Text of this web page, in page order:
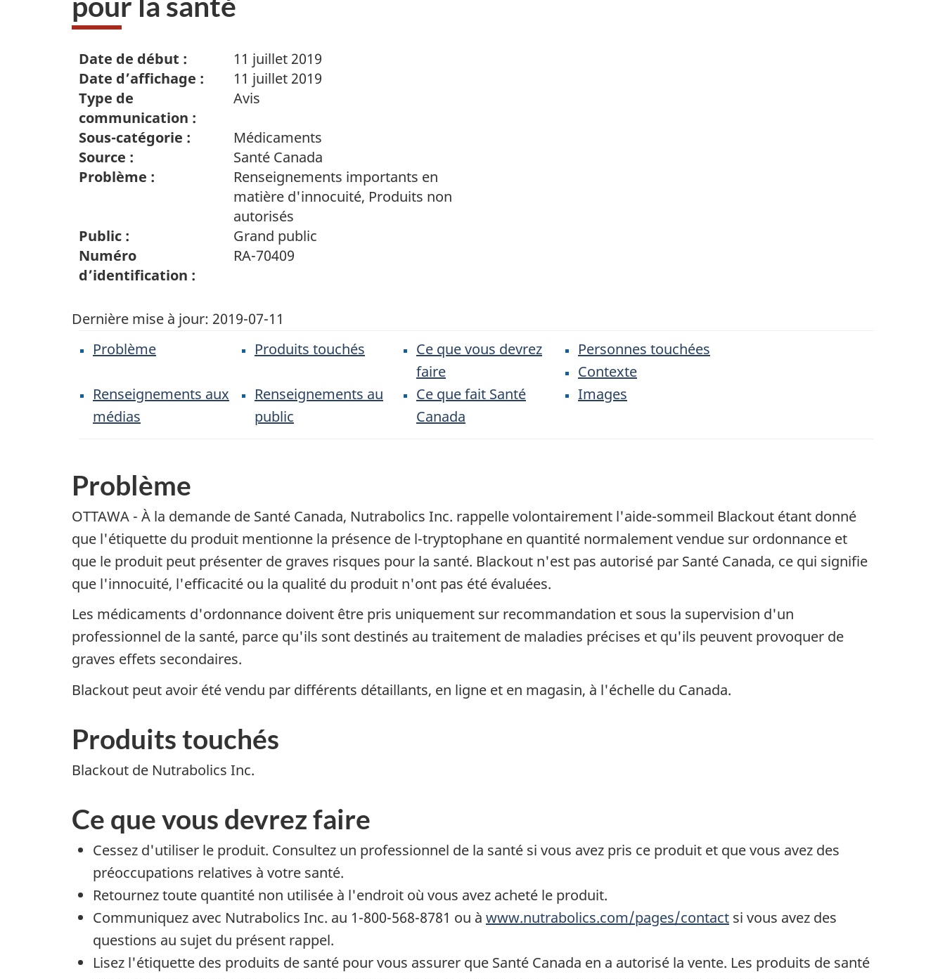
Date de début :
11 juillet 2019
Date d’affichage :
11 juillet 2019
Type de
communication :
Avis
Sous-catégorie :
Médicaments
Source :
Santé Canada
Problème :
Renseignements importants en
matière d'innocuité, Produits non
autorisés
Public :
Grand public
Numéro
d’identification :
RA-70409
Dernière mise à jour: 2019-07-11
Problème
Produits touchés
Ce que vous devrez
faire
Personnes touchées
Contexte
Renseignements aux
médias
Renseignements au
public
Ce que fait Santé
Canada
Images
Problème
OTTAWA - À la demande de Santé Canada, Nutrabolics Inc. rappelle volontairement l'aide-sommeil Blackout étant donné
que l'étiquette du produit mentionne la présence de l-tryptophane en quantité normalement vendue sur ordonnance et
que le produit peut présenter de graves risques pour la santé. Blackout n'est pas autorisé par Santé Canada, ce qui signifie
que l'innocuité, l'efficacité ou la qualité du produit n'ont pas été évaluées.
Les médicaments d'ordonnance doivent être pris uniquement sur recommandation et sous la supervision d'un
professionnel de la santé, parce qu'ils sont destinés au traitement de maladies précises et qu'ils peuvent provoquer de
graves effets secondaires.
Blackout peut avoir été vendu par différents détaillants, en ligne et en magasin, à l'échelle du Canada.
Produits touchés
Blackout de Nutrabolics Inc.
Ce que vous devrez faire
Cessez d'utiliser le produit. Consultez un professionnel de la santé si vous avez pris ce produit et que vous avez des
préoccupations relatives à votre santé.
Retournez toute quantité non utilisée à l'endroit où vous avez acheté le produit.
Communiquez avec Nutrabolics Inc. au 1-800-568-8781 ou à www.nutrabolics.com/pages/contact si vous avez des
questions au sujet du présent rappel.
Lisez l'étiquette des produits de santé pour vous assurer que Santé Canada en a autorisé la vente. Les produits de santé